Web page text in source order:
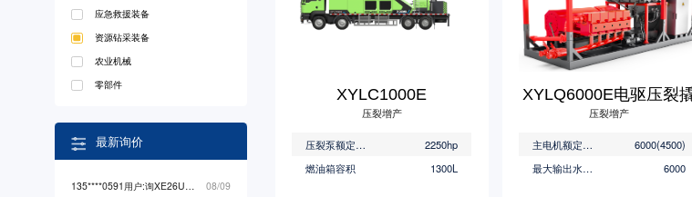
应急救援装备
资源钻采装备
农业机械
零部件
最新询价
135****0591用户:询XE26U挖掘机械最低价 08/09
XYLC1000E
压裂增产
压裂泵额定功率
2250hp
燃油箱容积
1300L
XYLQ6000E电驱压裂
压裂增产
主电机额定功率(HP/kW)
6000(4500)
最大输出水马力(HP)
6000